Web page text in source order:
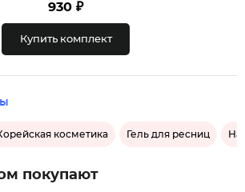
930 ₽
Купить комплект
косметика Гель для ресниц
покупают